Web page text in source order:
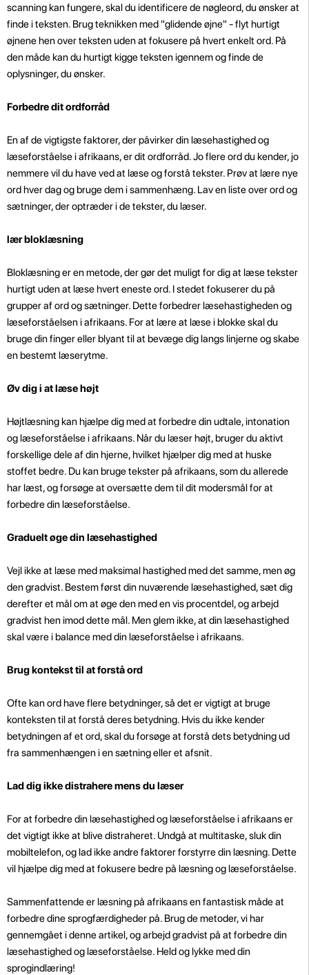
scanning kan fungere, skal du identificere de nøgleord, du ønsker at
finde i teksten. Brug teknikken med "glidende øjne" - flyt hurtigt
øjnene hen over teksten uden at fokusere på hvert enkelt ord. På
den måde kan du hurtigt kigge teksten igennem og finde de
oplysninger, du ønsker.
Forbedre dit ordforråd
En af de vigtigste faktorer, der påvirker din læsehastighed og
læseforståelse i afrikaans, er dit ordforråd. Jo flere ord du kender, jo
nemmere vil du have ved at læse og forstå tekster. Prøv at lære nye
ord hver dag og bruge dem i sammenhæng. Lav en liste over ord og
sætninger, der optræder i de tekster, du læser.
lær bloklæsning
Bloklæsning er en metode, der gør det muligt for dig at læse tekster
hurtigt uden at læse hvert eneste ord. I stedet fokuserer du på
grupper af ord og sætninger. Dette forbedrer læsehastigheden og
læseforståelsen i afrikaans. For at lære at læse i blokke skal du
bruge din finger eller blyant til at bevæge dig langs linjerne og skabe
en bestemt læserytme.
Øv dig i at læse højt
Højtlæsning kan hjælpe dig med at forbedre din udtale, intonation
og læseforståelse i afrikaans. Når du læser højt, bruger du aktivt
forskellige dele af din hjerne, hvilket hjælper dig med at huske
stoffet bedre. Du kan bruge tekster på afrikaans, som du allerede
har læst, og forsøge at oversætte dem til dit modersmål for at
forbedre din læseforståelse.
Graduelt øge din læsehastighed
Vejl ikke at læse med maksimal hastighed med det samme, men øg
den gradvist. Bestem først din nuværende læsehastighed, sæt dig
derefter et mål om at øge den med en vis procentdel, og arbejd
gradvist hen imod dette mål. Men glem ikke, at din læsehastighed
skal være i balance med din læseforståelse i afrikaans.
Brug kontekst til at forstå ord
Ofte kan ord have flere betydninger, så det er vigtigt at bruge
konteksten til at forstå deres betydning. Hvis du ikke kender
betydningen af et ord, skal du forsøge at forstå dets betydning ud
fra sammenhængen i en sætning eller et afsnit.
Lad dig ikke distrahere mens du læser
For at forbedre din læsehastighed og læseforståelse i afrikaans er
det vigtigt ikke at blive distraheret. Undgå at multitaske, sluk din
mobiltelefon, og lad ikke andre faktorer forstyrre din læsning. Dette
vil hjælpe dig med at fokusere bedre på læsning og læseforståelse.
Sammenfattende er læsning på afrikaans en fantastisk måde at
forbedre dine sprogfærdigheder på. Brug de metoder, vi har
gennemgået i denne artikel, og arbejd gradvist på at forbedre din
læsehastighed og læseforståelse. Held og lykke med din
sprogindlæring!